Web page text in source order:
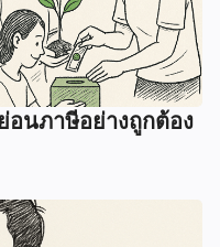
อนภาษีอย่างถูกต้อง